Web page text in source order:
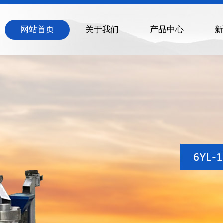
网站首页 关于我们 产品中心